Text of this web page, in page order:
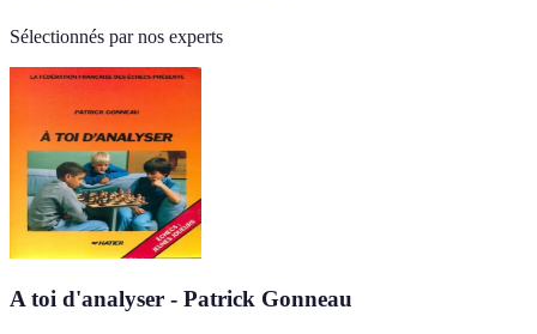
Sélectionnés par nos experts
A toi d'analyser - Patrick Gonneau